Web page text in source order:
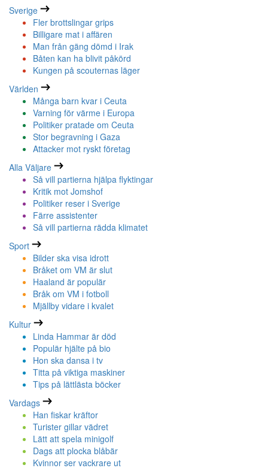
Sverige
Fler brottslingar grips
Billigare mat i affären
Man från gäng dömd i Irak
Båten kan ha blivit påkörd
Kungen på scouternas läger
Världen
Många barn kvar i Ceuta
Varning för värme i Europa
Politiker pratade om Ceuta
Stor begravning i Gaza
Attacker mot ryskt företag
Alla Väljare
Så vill partierna hjälpa flyktingar
Kritik mot Jomshof
Politiker reser i Sverige
Färre assistenter
Så vill partierna rädda klimatet
Sport
Bilder ska visa idrott
Bråket om VM är slut
Haaland är populär
Bråk om VM i fotboll
Mjällby vidare i kvalet
Kultur
Linda Hammar är död
Populär hjälte på bio
Hon ska dansa i tv
Titta på viktiga maskiner
Tips på lättlästa böcker
Vardags
Han fiskar kräftor
Turister gillar vädret
Lätt att spela minigolf
Dags att plocka blåbär
Kvinnor ser vackrare ut